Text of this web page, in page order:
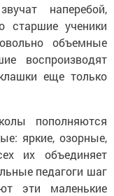
наперебой,
старшие ученики
объемные
воспроизводят
еще только
пополняются
яркие, озорные,
их объединяет
педагоги шаг
эти маленькие